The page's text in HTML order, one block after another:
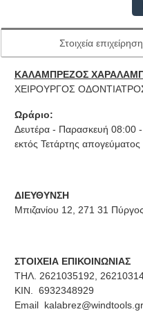
Στοιχεία
ΚΑΛΑΜΠΡΕΖΟΣ
ΧΕΙΡΟΥΡΓΟΣ
Ωράριο:
Δευτέρα - Παρασκευή 08:00
εκτός Τετάρτης απογεύματος
ΔΙΕΥΘΥΝΣΗ
Μπιζανίου 12, 271 31
ΣΤΟΙΧΕΙΑ ΕΠΙΚΟΙΝΩΝΙΑΣ
ΤΗΛ. 2621035192,
ΚΙΝ. 6932348929
Email kalabrez@windtools.gr